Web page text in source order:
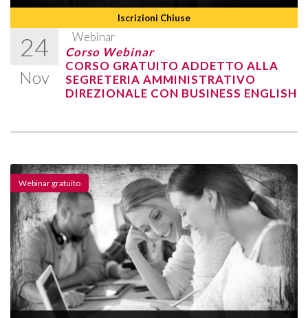
Iscrizioni Chiuse
24
Nov
Webinar
Corso Webinar
CORSO GRATUITO ADDETTO ALLA
SEGRETERIA AMMINISTRATIVO
DIREZIONALE CON BUSINESS ENGLISH
Webinar gratuito